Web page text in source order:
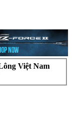
Việt Nam